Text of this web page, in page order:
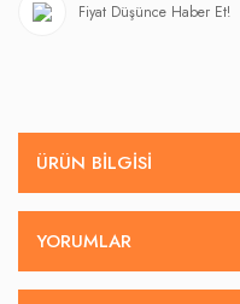
Fiyat Düşünce Haber Et!
ÜRÜN BILGISI
YORUMLAR